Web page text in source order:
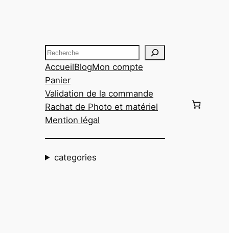
Recherche
AccueilBlogMon compte
Panier
Validation de la commande
Rachat de Photo et matériel
Mention légal
categories